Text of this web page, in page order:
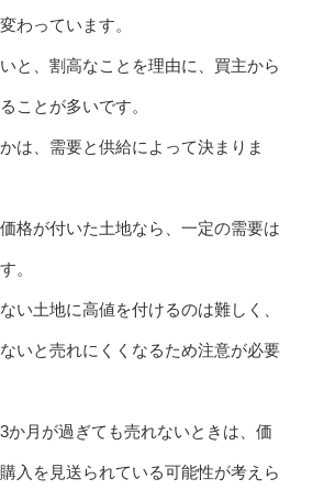
わっています。
と、割高なことを理由に、買主から
ことが多いです。
は、需要と供給によって決まりま
格が付いた土地なら、一定の需要は
。
い土地に高値を付けるのは難しく、
いと売れにくくなるため注意が必要
か月が過ぎても売れないときは、価
入を見送られている可能性が考えら